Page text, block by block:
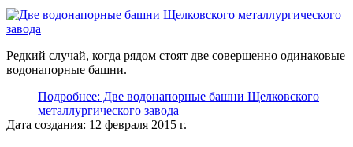
Редкий случай, когда рядом стоят две совершенно одинаковые
водонапорные башни.
Подробнее: Две водонапорные башни Щелковского
металлургического завода
Дата создания: 12 февраля 2015 г.